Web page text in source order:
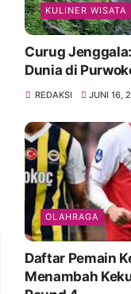
KULINER WISATA
Curug
Dunia di
REDAKSI JUNI 16,
OLAHRAGA
Daftar Pemain
Menambah